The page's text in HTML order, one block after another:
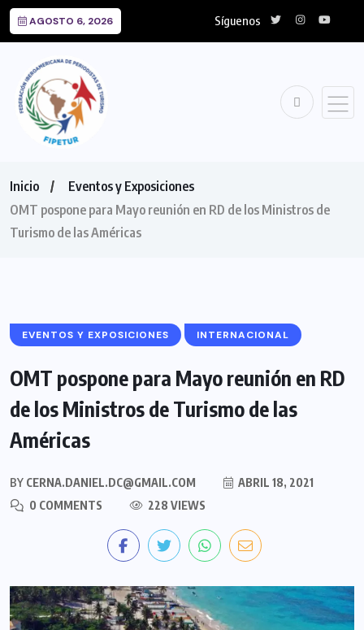
AGOSTO 6, 2026 Síguenos
Inicio
Eventos y Exposiciones
OMT pospone para Mayo reunión en RD de los Ministros de
Turismo de las Américas
EVENTOS Y EXPOSICIONES INTERNACIONAL
OMT pospone para Mayo reunión en RD
de los Ministros de Turismo de las
Américas
BY CERNA.DANIEL.DC@GMAIL.COM
ABRIL 18, 2021
0 COMMENTS
228 VIEWS